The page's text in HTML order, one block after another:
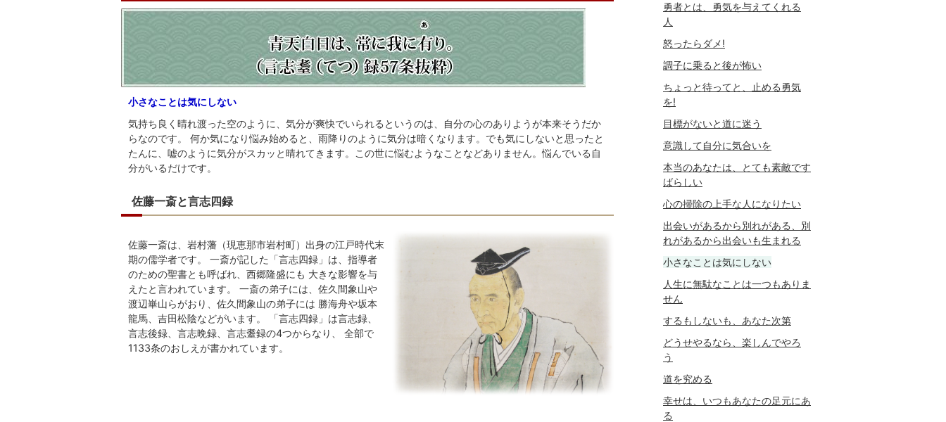
小さなことは気にしない
気持ち良く晴れ渡った空のように、気分が爽快でいられるというのは、自分の心のありようが本来そうだか
らなのです。 何か気になり悩み始めると、雨降りのように気分は暗くなります。でも気にしないと思ったと
たんに、嘘のように気分がスカッと晴れてきます。この世に悩むようなことなどありません。悩んでいる自
分がいるだけです。
佐藤一斎と言志四録
佐藤一斎は、岩村藩（現恵那市岩村町）出身の江戸時代末
期の儒学者です。 一斎が記した「言志四録」は、指導者
のための聖書とも呼ばれ、西郷隆盛にも 大きな影響を与
えたと言われています。 一斎の弟子には、佐久間象山や
渡辺崋山らがおり、佐久間象山の弟子には 勝海舟や坂本
龍馬、吉田松陰などがいます。 「言志四録」は言志録、
言志後録、言志晩録、言志耋録の4つからなり、 全部で
1133条のおしえが書かれています。
勇者とは、勇気を与えてくれる
人
怒ったらダメ!
調子に乗ると後が怖い
ちょっと待ってと、止める勇気
を!
目標がないと道に迷う
意識して自分に気合いを
本当のあなたは、とても素敵です
ばらしい
心の掃除の上手な人になりたい
出会いがあるから別れがある、別
れがあるから出会いも生まれる
小さなことは気にしない
人生に無駄なことは一つもありま
せん
するもしないも、あなた次第
どうせやるなら、楽しんでやろ
う
道を究める
幸せは、いつもあなたの足元にあ
る